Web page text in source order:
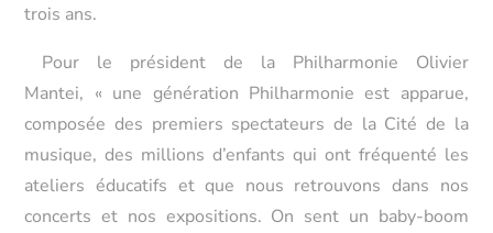
trois ans.
Pour le président de la Philharmonie Olivier
Mantei, « une génération Philharmonie est apparue,
composée des premiers spectateurs de la Cité de la
musique, des millions d’enfants qui ont fréquenté les
ateliers éducatifs et que nous retrouvons dans nos
concerts et nos expositions. On sent un baby-boom